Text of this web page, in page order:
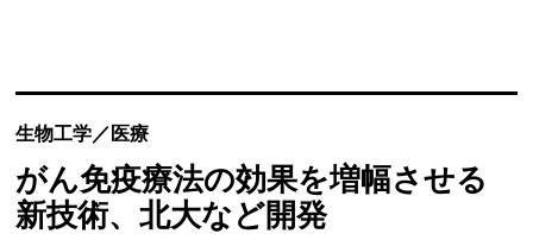
生物工学／医療
がん免疫療法の効果を増幅させる
新技術、北大など開発